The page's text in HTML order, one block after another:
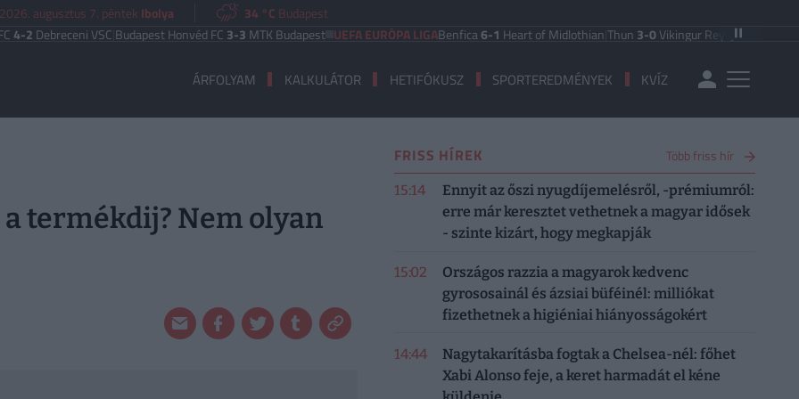
2026. augusztus 7. péntek Ibolya 34 °C Budapest
VSC|Budapest Honvéd FC3-3MTK Budapest UEFA EURÓPA LIGABenfica6-1Heart of Midlothian|Thun3-0Vikingur Reykjavik|PAOK Saloniki
ÁRFOLYAM KALKULÁTOR HETIFÓKUSZ SPORTEREDMÉNYEK KVÍZ
termékdij? Nem olyan
FRISS HÍREK Több friss hír
15:14
Ennyit az őszi nyugdíjemelésről, -prémiumról:
erre már keresztet vethetnek a magyar idősek
- szinte kizárt, hogy megkapják
15:02
Országos razzia a magyarok kedvenc
gyrososainál és ázsiai büféinél: milliókat
fizethetnek a higiéniai hiányosságokért
14:44
Nagytakarításba fogtak a Chelsea-nél: főhet
Xabi Alonso feje, a keret harmadát el kéne